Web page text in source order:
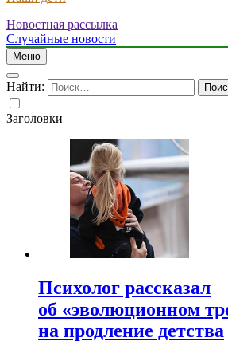
Новостная рассылка
Случайные новости
Меню
Найти:
Заголовки
Психолог рассказал
об «эволюционном
на продление детства